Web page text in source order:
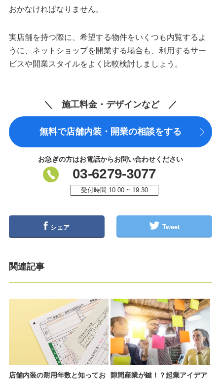
おかなければなりません。
実店舗を持つ際に、希望する物件をいくつも内覧するよ
うに、ネットショップを開業する場合も、利用するサー
ビスや開業スタイルをよく比較検討しましょう。
＼ 施工料金・デザインなど ／
無料で店舗内装・開業の相談をする
お急ぎの方はお電話からお問い合わせください
03-6279-3077
受付時間 10:00 ~ 19:30
シェア Tweet
関連記事
店舗内装の耐用年数と知ってお
隙間産業が鍵！？起業アイデア